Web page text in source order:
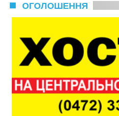
ОГОЛОШЕННЯ